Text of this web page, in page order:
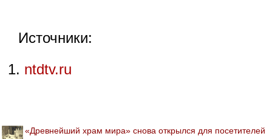
Источники:
ntdtv.ru
«Древнейший храм мира» снова открылся для посетителей